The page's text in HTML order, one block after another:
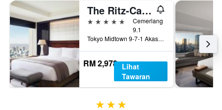
The Ritz-Carlton, Tokyo
5 bintang
Cemerlang
9.1
Tokyo Midtown 9-7-1 Akasaka Minato-ku, Tokyo, Jepun
RM 2,978 Lihat
Tawaran
3 bintang